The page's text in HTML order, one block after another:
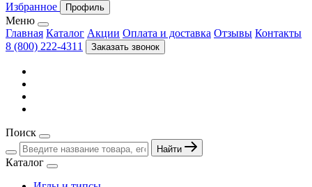
Избранное
Профиль
Меню
Главная Каталог Акции Оплата и доставка Отзывы Контакты
8 (800) 222-4311
Заказать звонок
Поиск
Найти
Каталог